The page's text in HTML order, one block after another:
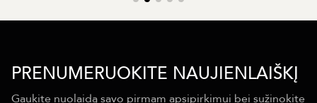
PRENUMERUOKITE NAUJIENLAIŠKĮ
Gaukite nuolaidą savo pirmam apsipirkimui bei sužinokite